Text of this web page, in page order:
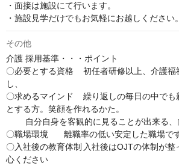
・面接は施設にて行います。
・施設見学だけでもお気軽にお越しください。
その他
介護	採用基準・・・ポイント
〇必要とする資格	初任者研修以上、介護福祉士・経験あれば尚よ
し、
〇求めるマインド	繰り返しの毎日の中でも新しい物を発見しよう
とする方。笑顔を作れるかた。
〇職場環境	離職率の低い安定した職場です。
〇入社後の教育体制	入社後はOJTの体制が整っておりますのでご安
心ください